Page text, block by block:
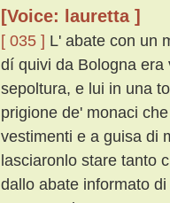
[Voice: lauretta ]
[ 035 ] L' abate con un
dí quivi da Bologna
sepoltura, e lui in una
prigione de' monaci
vestimenti e a guisa di
lasciaronlo stare tanto
dallo abate informato